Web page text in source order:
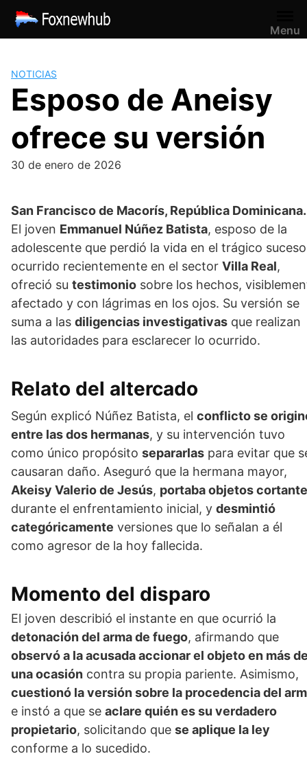
Saltar
contenido
Menu
NOTICIAS
Esposo de Aneisy
ofrece su versión
30 de enero de 2026
San Francisco de Macorís, República Dominicana.
El joven Emmanuel Núñez Batista, esposo de la
adolescente que perdió la vida en el trágico suceso
ocurrido recientemente en el sector Villa Real,
ofreció su testimonio sobre los hechos,
afectado y con lágrimas en los ojos. Su versión se
suma a las diligencias investigativas que realizan
las autoridades para esclarecer lo ocurrido.
Relato del altercado
Según explicó Núñez Batista, el conflicto se
entre las dos hermanas, y su intervención tuvo
como único propósito separarlas para evitar que
causaran daño. Aseguró que la hermana mayor,
Akeisy Valerio de Jesús, portaba objetos
durante el enfrentamiento inicial, y desmintió
categóricamente versiones que lo señalan a él
como agresor de la hoy fallecida.
Momento del disparo
El joven describió el instante en que ocurrió la
detonación del arma de fuego, afirmando que
observó a la acusada accionar el objeto en más
una ocasión contra su propia pariente. Asimismo,
cuestionó la versión sobre la procedencia del
e instó a que se aclare quién es su verdadero
propietario, solicitando que se aplique la ley
conforme a lo sucedido.